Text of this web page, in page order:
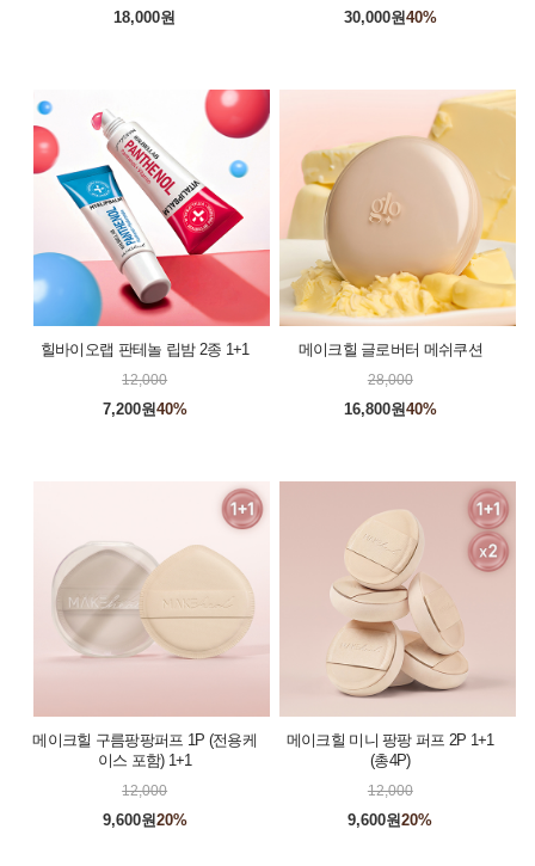
18,000원 30,000원40%
힐바이오랩 판테놀 립밤 2종 1+1
12,000
7,200원40%
메이크힐 글로버터 메쉬쿠션
28,000
16,800원40%
메이크힐 구름팡팡퍼프 1P (전용케
이스 포함) 1+1
12,000
9,600원20%
메이크힐 미니 팡팡 퍼프 2P 1+1
(총4P)
12,000
9,600원20%